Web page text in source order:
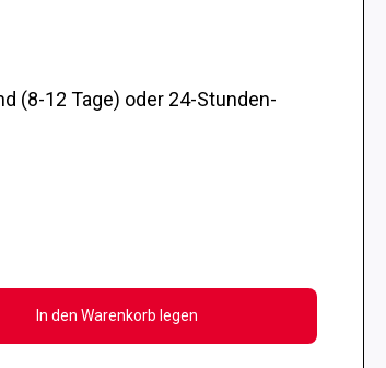
(8-12 Tage) oder 24-Stunden-
In den Warenkorb legen